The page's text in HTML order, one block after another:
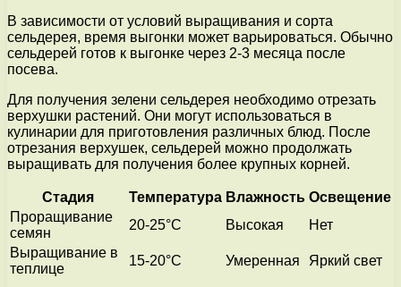
В зависимости от условий выращивания и сорта
сельдерея, время выгонки может варьироваться. Обычно
сельдерей готов к выгонке через 2-3 месяца после
посева.
Для получения зелени сельдерея необходимо отрезать
верхушки растений. Они могут использоваться в
кулинарии для приготовления различных блюд. После
отрезания верхушек, сельдерей можно продолжать
выращивать для получения более крупных корней.
Стадия Температура Влажность Освещение
Проращивание
семян
20-25°C Высокая
Нет
Выращивание в
теплице
15-20°C Умеренная Яркий свет